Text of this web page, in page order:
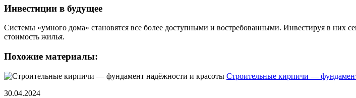
Инвестиции в будущее
Системы «умного дома» становятся все более доступными и востребованными. Инвестируя в них
стоимость жилья.
Похожие материалы:
Строительные кирпичи —
30.04.2024